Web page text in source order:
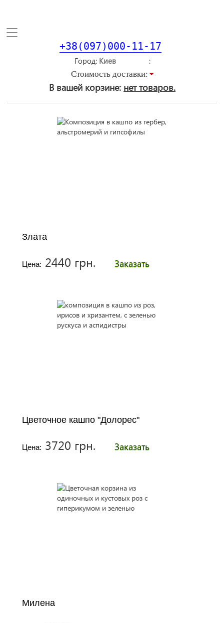
Toggle
+38(097)000-11-17
Город
Стоимость доставки:
В вашей корзине: нет товаров.
Злата
Цена: 2440 грн. Заказать
Цветочное кашпо "Долорес"
Цена: 3720 грн. Заказать
Милена